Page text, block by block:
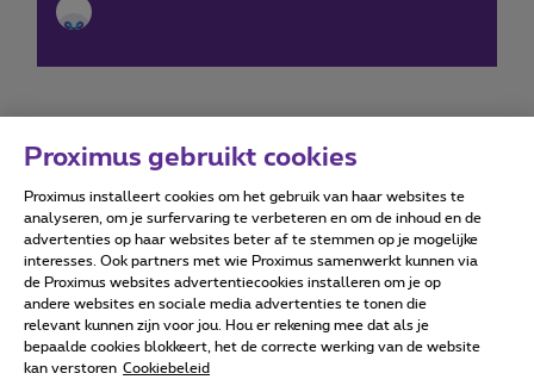
Forumvoorwaarden Accessibility statement
Alle rechten voorbehouden. © Proximus
Algemene voorwaarden, consumenteninfo
Proximus gebruikt cookies
Proximus installeert cookies om het gebruik van haar websites te
analyseren, om je surfervaring te verbeteren en om de inhoud en de
advertenties op haar websites beter af te stemmen op je mogelijke
interesses. Ook partners met wie Proximus samenwerkt kunnen via
de Proximus websites advertentiecookies installeren om je op
andere websites en sociale media advertenties te tonen die
relevant kunnen zijn voor jou. Hou er rekening mee dat als je
bepaalde cookies blokkeert, het de correcte werking van de website
kan verstoren Cookiebeleid